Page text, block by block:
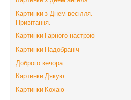
Картинки з Днем весілля.
Привітання.
Картинки Гарного настрою
Картинки Надобраніч
Доброго вечора
Картинки Дякую
Картинки Кохаю